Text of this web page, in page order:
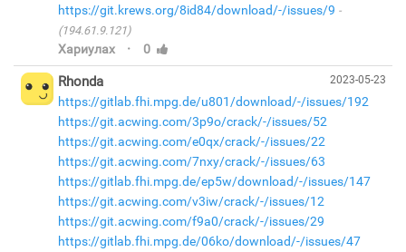
https://git.krews.org/8id84/download/-/issues/9
(194.61.9.121)
Хариулах · 0
2023-05-23
Rhonda
https://gitlab.fhi.mpg.de/u801/download/-/issues/192
https://git.acwing.com/3p9o/crack/-/issues/52
https://git.acwing.com/e0qx/crack/-/issues/22
https://git.acwing.com/7nxy/crack/-/issues/63
https://gitlab.fhi.mpg.de/ep5w/download/-/issues/147
https://git.acwing.com/v3iw/crack/-/issues/12
https://git.acwing.com/f9a0/crack/-/issues/29
https://gitlab.fhi.mpg.de/06ko/download/-/issues/47